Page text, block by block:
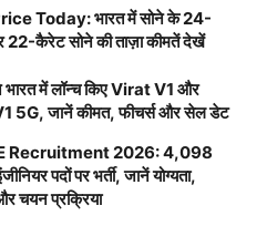
Today: भारत में सोने के 24-
कैरेट सोने की ताज़ा कीमतें देखें
में लॉन्च किए Virat V1 और
5G, जानें कीमत, फीचर्स और सेल डेट
Recruitment 2026: 4,098
पदों पर भर्ती, जानें योग्यता,
चयन प्रक्रिया